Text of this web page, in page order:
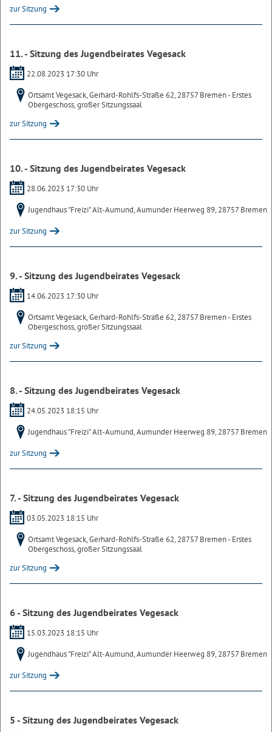
zur Sitzung
11. - Sitzung des Jugendbeirates Vegesack
22.08.2023 17:30 Uhr
Ortsamt Vegesack, Gerhard-Rohlfs-Straße 62, 28757 Bremen - Erstes
Obergeschoss, großer Sitzungssaal
zur Sitzung
10. - Sitzung des Jugendbeirates Vegesack
28.06.2023 17:30 Uhr
Jugendhaus "Freizi" Alt-Aumund, Aumunder Heerweg 89, 28757 Bremen
zur Sitzung
9. - Sitzung des Jugendbeirates Vegesack
14.06.2023 17:30 Uhr
Ortsamt Vegesack, Gerhard-Rohlfs-Straße 62, 28757 Bremen - Erstes
Obergeschoss, großer Sitzungssaal
zur Sitzung
8. - Sitzung des Jugendbeirates Vegesack
24.05.2023 18:15 Uhr
Jugendhaus "Freizi" Alt-Aumund, Aumunder Heerweg 89, 28757 Bremen
zur Sitzung
7. - Sitzung des Jugendbeirates Vegesack
03.05.2023 18:15 Uhr
Ortsamt Vegesack, Gerhard-Rohlfs-Straße 62, 28757 Bremen - Erstes
Obergeschoss, großer Sitzungssaal
zur Sitzung
6 - Sitzung des Jugendbeirates Vegesack
15.03.2023 18:15 Uhr
Jugendhaus "Freizi" Alt-Aumund, Aumunder Heerweg 89, 28757 Bremen
zur Sitzung
5 - Sitzung des Jugendbeirates Vegesack